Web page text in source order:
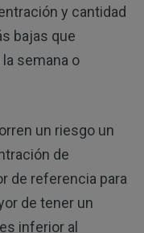
y cantidad
bajas que
semana o
un riesgo un
de
de referencia para
de tener un
inferior al